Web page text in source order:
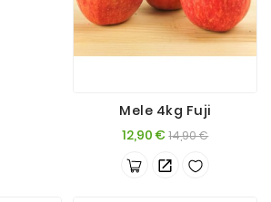
Mele 4kg Fuji
12,90 €Prezzo
14,90 €Prezzo